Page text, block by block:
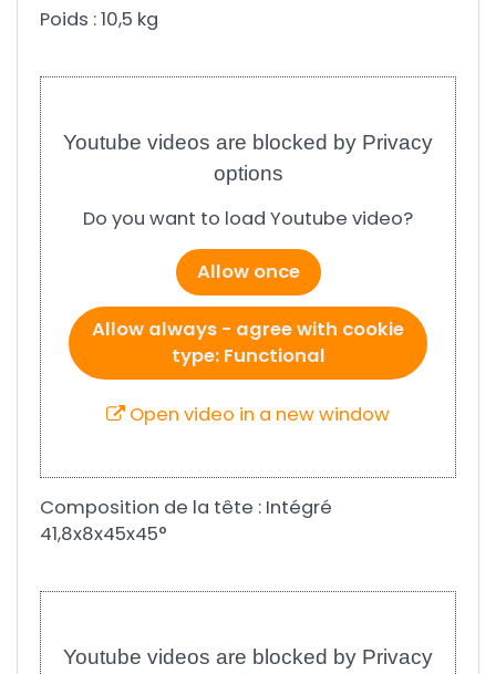
Poids : 10,5 kg
Youtube videos are blocked by Privacy
options
Do you want to load Youtube video?
Allow once
Allow always - agree with cookie
type: Functional
Open video in a new window
Composition de la tête : Intégré
41,8x8x45x45°
Youtube videos are blocked by Privacy